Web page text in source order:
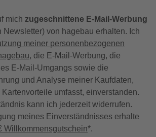
mich zugeschnittene E-Mail-Werbung
Newsletter) von hagebau erhalten. Ich
meiner personenbezogenen
, die E-Mail-Werbung, die
E-Mail-Umgangs sowie die
und Analyse meiner Kaufdaten,
umfasst, einverstanden.
kann ich jederzeit widerrufen.
meines Einverständnisses erhalte
Willkommensgutschein*.